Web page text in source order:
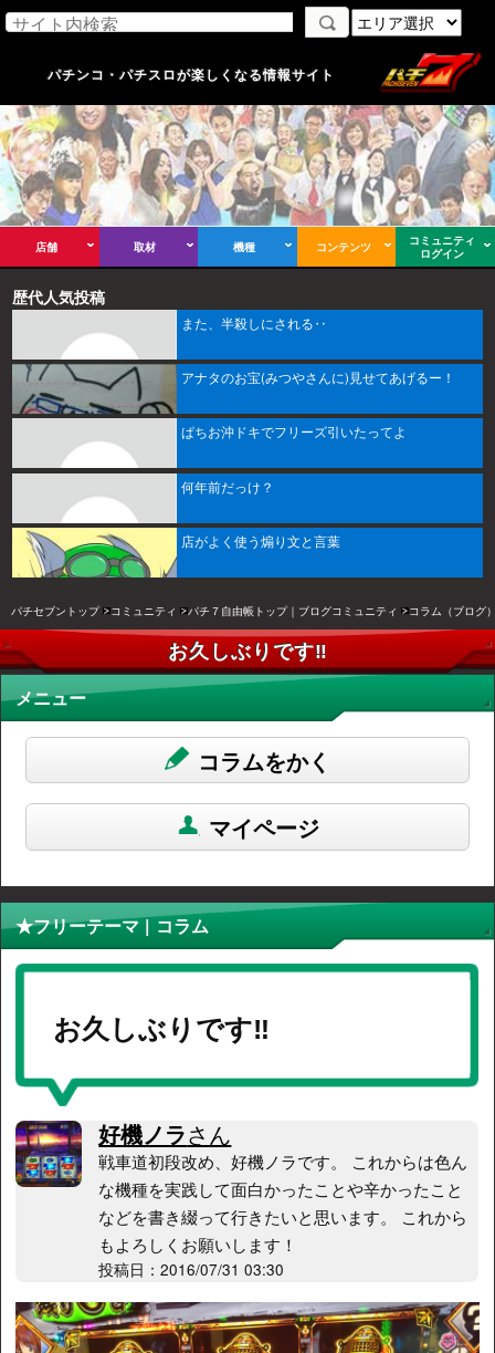
パチンコ・パチスロが楽しくなる情報サイト
店舗 取材 機種 コンテンツ
コミュニティ
ログイン
歴代人気投稿
また、半殺しにされる‥
アナタのお宝(みつやさんに)見せてあげるー！
ぱちお沖ドキでフリーズ引いたってよ
何年前だっけ？
店がよく使う煽り文と言葉
パチセブントップ コミュニティ パチ７自由帳トップ｜ブログコミュニティ コラム（ブログ
お久しぶりです‼︎
メニュー
コラムをかく
マイページ
★フリーテーマ | コラム
お久しぶりです‼︎
好機ノラさん
戦車道初段改め、好機ノラです。 これからは色ん
な機種を実践して面白かったことや辛かったこと
などを書き綴って行きたいと思います。 これから
もよろしくお願いします！
投稿日：2016/07/31 03:30